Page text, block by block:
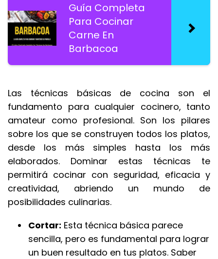
Guía Completa
Para Cocinar
Carne En
Barbacoa
Las técnicas básicas de cocina son el
fundamento para cualquier cocinero, tanto
amateur como profesional. Son los pilares
sobre los que se construyen todos los platos,
desde los más simples hasta los más
elaborados. Dominar estas técnicas te
permitirá cocinar con seguridad, eficacia y
creatividad, abriendo un mundo de
posibilidades culinarias.
Cortar: Esta técnica básica parece
sencilla, pero es fundamental para lograr
un buen resultado en tus platos. Saber